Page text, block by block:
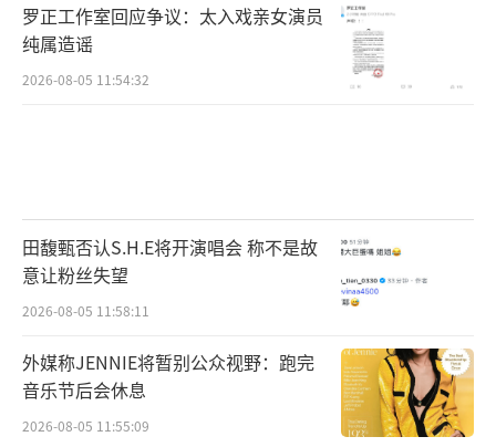
罗正工作室回应争议：太入戏亲女演员
纯属造谣
2026-08-05 11:54:32
田馥甄否认S.H.E将开演唱会 称不是故
意让粉丝失望
2026-08-05 11:58:11
外媒称JENNIE将暂别公众视野：跑完
音乐节后会休息
2026-08-05 11:55:09